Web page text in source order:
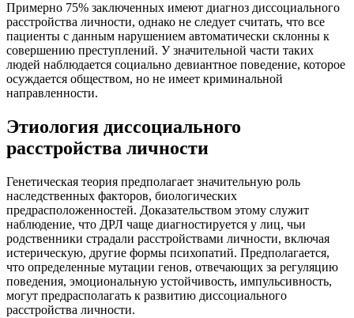
Примерно 75% заключенных имеют диагноз диссоциального
расстройства личности, однако не следует считать, что все
пациенты с данным нарушением автоматически склонны к
совершению преступлений. У значительной части таких
людей наблюдается социально девиантное поведение, которое
осуждается обществом, но не имеет криминальной
направленности.
Этиология диссоциального
расстройства личности
Генетическая теория предполагает значительную роль
наследственных факторов, биологических
предрасположенностей. Доказательством этому служит
наблюдение, что ДРЛ чаще диагностируется у лиц, чьи
родственники страдали расстройствами личности, включая
истерическую, другие формы психопатий. Предполагается,
что определенные мутации генов, отвечающих за регуляцию
поведения, эмоциональную устойчивость, импульсивность,
могут предрасполагать к развитию диссоциального
расстройства личности.